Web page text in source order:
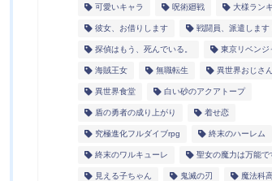
可愛いキャラ 呪術廻戦 大様ラン
彼女、お借りします 戦闘員、派遣します
探偵はもう、死んでいる。 東京リベンジ
海賊王女 無職転生 異世界おじさん
異世界食堂 白い砂のアクアトープ
盾の勇者の成り上がり 着せ恋
究極進化フルダイブrpg 終末のハーレム
終末のワルキューレ 聖女の魔力は万能で
見える子ちゃん 鬼滅の刃 魔法科